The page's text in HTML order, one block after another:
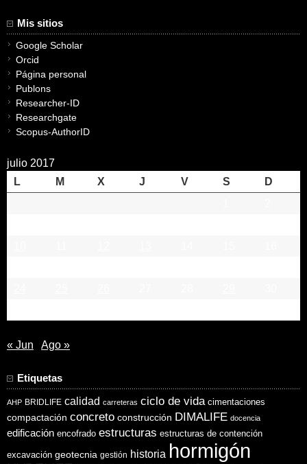
Mis sitios
Google Scholar
Orcid
Página personal
Publons
Researcher-ID
Researchgate
Scopus-AuthorID
julio 2017
L
M X J V S
D
« Jun Ago »
Etiquetas
AHP BRIDLIFE calidad carreteras ciclo de vida cimentaciones
compactación concreto construcción DIMALIFE docencia
edificación encofrado estructuras estructuras de contención
excavación geotecnia gestión historia hormigón